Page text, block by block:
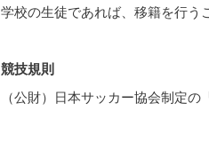
学校の生徒であれば、移籍を行う
競技規則
（公財）日本サッカー協会制定の